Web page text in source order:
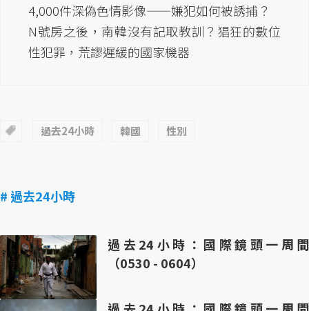
4,000件深偽色情影像——嫌犯如何被誘捕？
N號房之後，南韓沒有記取教訓？猖狂的數位
性犯罪，荒謬遲緩的國家機器
過去24小時 韓國 性別
# 過去24小時
過去24小時：國際鏡頭一周間
（0530 - 0604）